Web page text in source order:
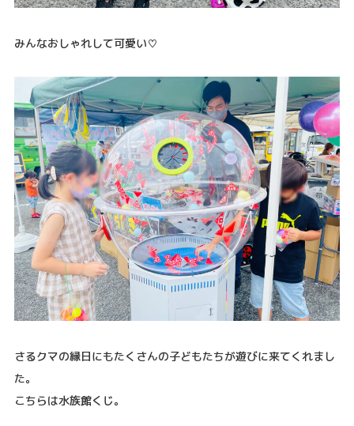
みんなおしゃれして可愛い♡
さるクマの縁日にもたくさんの子どもたちが遊びに来てくれまし
た。
こちらは水族館くじ。